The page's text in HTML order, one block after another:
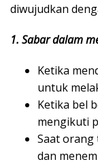
diwujudkan
1. Sabar dalam
Ketika
untuk
Ketika bel
mengikuti
Saat orang
dan